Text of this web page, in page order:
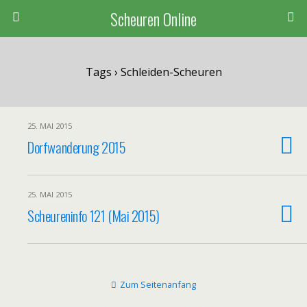
Scheuren Online
Tags › Schleiden-Scheuren
25. MAI 2015
Dorfwanderung 2015
25. MAI 2015
Scheureninfo 121 (Mai 2015)
Zum Seitenanfang